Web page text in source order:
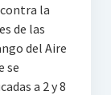
la
de las
del Aire
se
a 2 y 8